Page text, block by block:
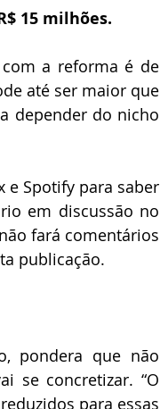
15 milhões.
a reforma é de
até ser maior que
depender do nicho
e Spotify para saber
em discussão no
fará comentários
publicação.
pondera que não
se concretizar. “O
para essas